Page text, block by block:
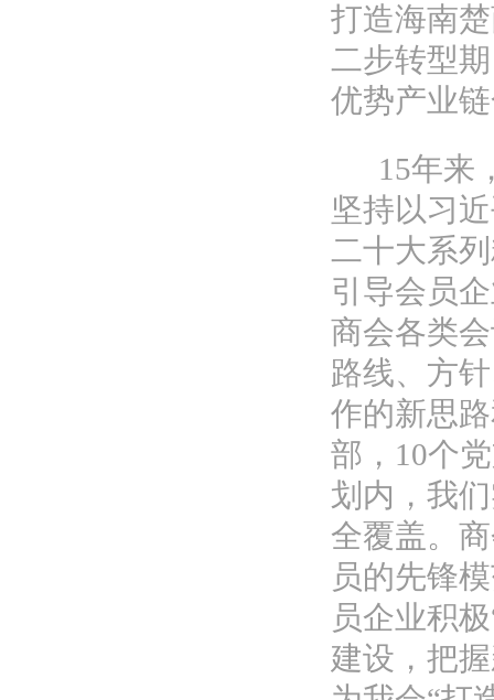
打造海南
二步转型
优势产业
15年来
坚持以习
二十大系
引导会员
商会各类
路线、方
作的新思
部，10个
划内，我
全覆盖。
员的先锋
员企业积极
建设，把